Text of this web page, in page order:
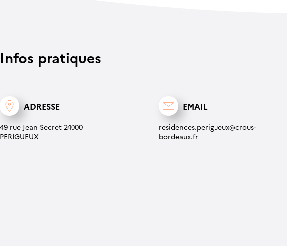
Infos pratiques
ADRESSE
49 rue Jean Secret 24000
PERIGUEUX
EMAIL
residences.perigueux@crous-
bordeaux.fr